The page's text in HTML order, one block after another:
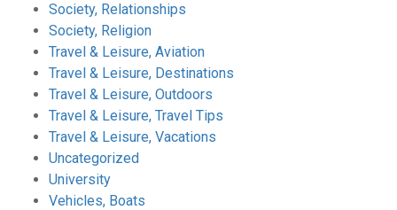
Society, Relationships
Society, Religion
Travel & Leisure, Aviation
Travel & Leisure, Destinations
Travel & Leisure, Outdoors
Travel & Leisure, Travel Tips
Travel & Leisure, Vacations
Uncategorized
University
Vehicles, Boats